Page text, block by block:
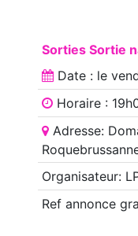
Sorties Sortie
Date : le
Horaire :
Adresse:
Organisateur:
Ref annonce